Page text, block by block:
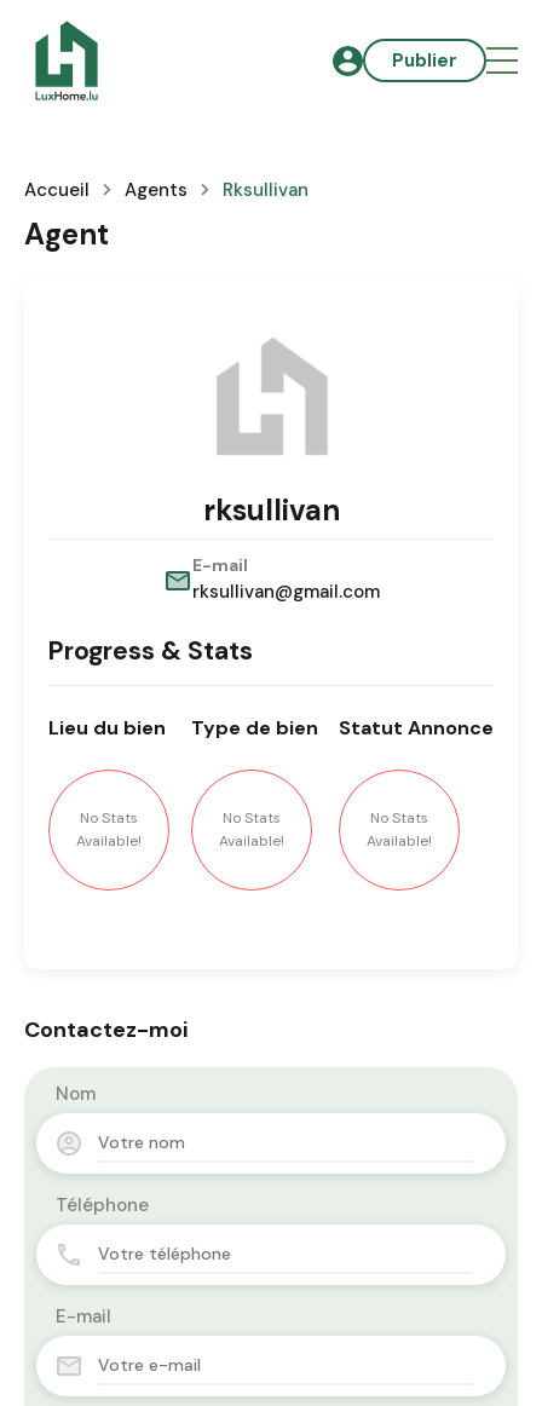
Publier
Accueil Agents Rksullivan
Agent
rksullivan
E-mail
rksullivan@gmail.com
Progress & Stats
Lieu du bien
No Stats
Available!
Type de bien
No Stats
Available!
Statut Annonce
No Stats
Available!
Contactez-moi
Nom
Téléphone
E-mail